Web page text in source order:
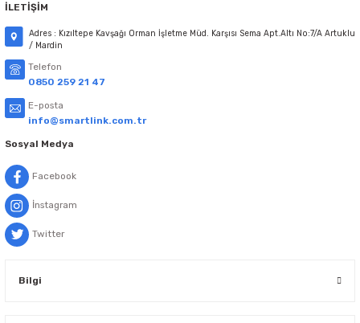
İLETİŞİM
Adres : Kızıltepe Kavşağı Orman İşletme Müd. Karşısı Sema Apt.Altı No:7/A Artuklu
/ Mardin
Telefon
0850 259 21 47
E-posta
info@smartlink.com.tr
Sosyal Medya
Facebook
İnstagram
Twitter
Bilgi